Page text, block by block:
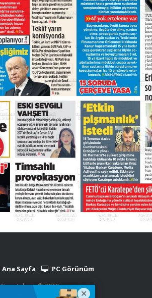
Ana Sayfa
PC Görünüm
Gazetekars © 2010